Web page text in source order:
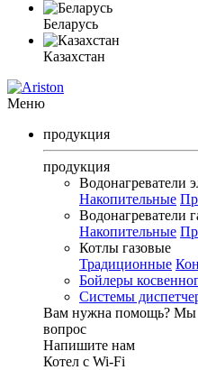
Беларусь
Казахстан
Меню
продукция
продукция
Водонагреватели
Накопительные
Водонагреватели
Накопительные
Котлы газовые
Традиционные
Бойлеры
Системы
Вам нужна помощь? Мы
вопрос
Напишите нам
Котел с Wi-Fi